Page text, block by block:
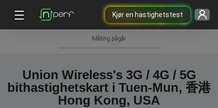
Kjør en hastighetstest
Måling pågår
Union Wireless's 3G / 4G / 5G
bithastighetskart i Tuen-Mun, 香港
Hong Kong, USA